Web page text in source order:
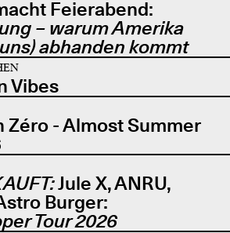
Feierabend:
– warum Amerika
abhanden kommt
Vibes
Zéro - Almost Summer
Jule X, ANRU,
Burger:
Tour 2026